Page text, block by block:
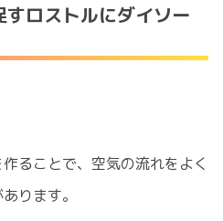
ロストルにダイソー
ることで、空気の流れをよく
ります。